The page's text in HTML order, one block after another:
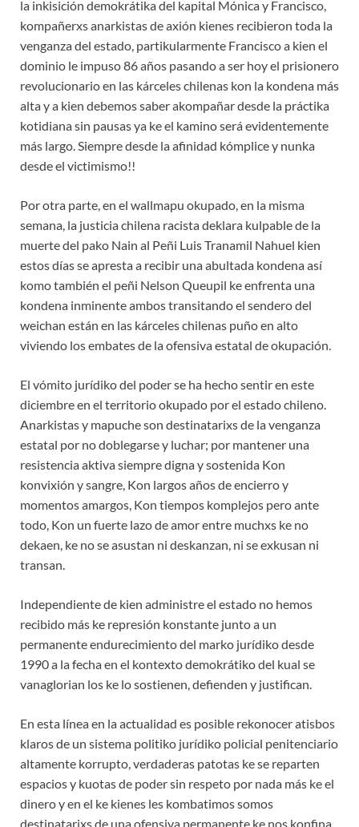
la inkisición demokrátika del kapital Mónica y Francisco,
kompañerxs anarkistas de axión kienes recibieron toda la
venganza del estado, partikularmente Francisco a kien el
dominio le impuso 86 años pasando a ser hoy el prisionero
revolucionario en las kárceles chilenas kon la kondena más
alta y a kien debemos saber akompañar desde la práctika
kotidiana sin pausas ya ke el kamino será evidentemente
más largo. Siempre desde la afinidad kómplice y nunka
desde el victimismo!!
Por otra parte, en el wallmapu okupado, en la misma
semana, la justicia chilena racista deklara kulpable de la
muerte del pako Nain al Peñi Luis Tranamil Nahuel kien
estos días se apresta a recibir una abultada kondena así
komo también el peñi Nelson Queupil ke enfrenta una
kondena inminente ambos transitando el sendero del
weichan están en las kárceles chilenas puño en alto
viviendo los embates de la ofensiva estatal de okupación.
El vómito jurídiko del poder se ha hecho sentir en este
diciembre en el territorio okupado por el estado chileno.
Anarkistas y mapuche son destinatarixs de la venganza
estatal por no doblegarse y luchar; por mantener una
resistencia aktiva siempre digna y sostenida Kon
konvixión y sangre, Kon largos años de encierro y
momentos amargos, Kon tiempos komplejos pero ante
todo, Kon un fuerte lazo de amor entre muchxs ke no
dekaen, ke no se asustan ni deskanzan, ni se exkusan ni
transan.
Independiente de kien administre el estado no hemos
recibido más ke represión konstante junto a un
permanente endurecimiento del marko jurídiko desde
1990 a la fecha en el kontexto demokrátiko del kual se
vanaglorian los ke lo sostienen, defienden y justifican.
En esta línea en la actualidad es posible rekonocer atisbos
klaros de un sistema politiko jurídiko policial penitenciario
altamente korrupto, verdaderas patotas ke se reparten
espacios y kuotas de poder sin respeto por nada más ke el
dinero y en el ke kienes les kombatimos somos
destinatarixs de una ofensiva permanente ke nos konfina